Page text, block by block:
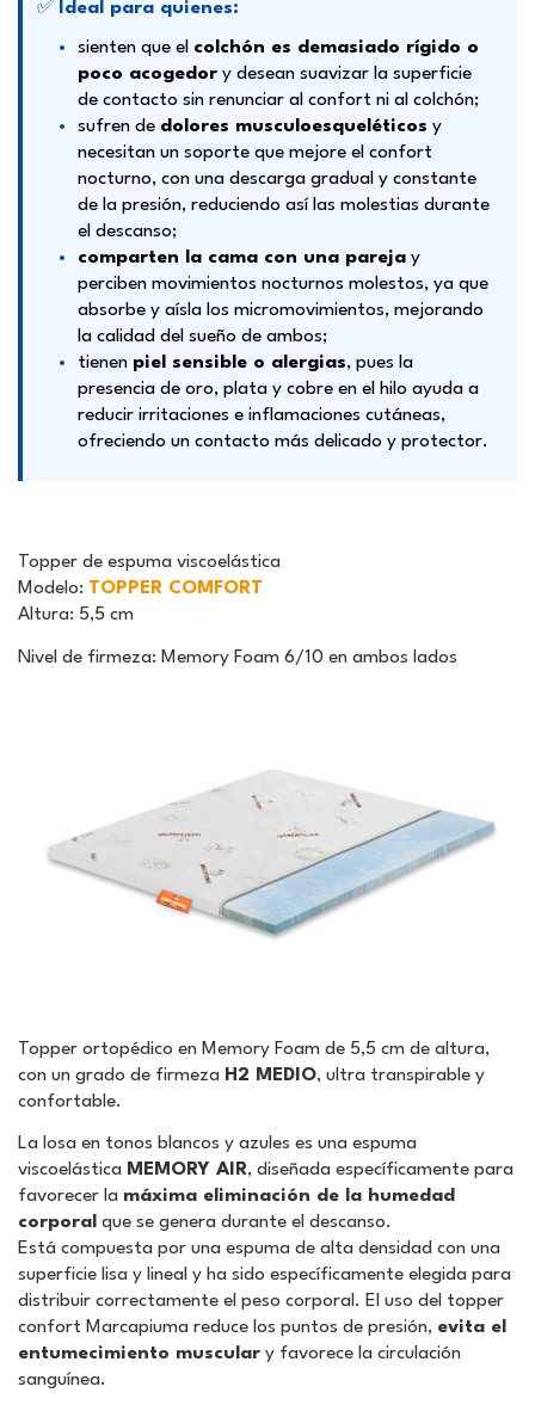
✅ Ideal para quienes:
sienten que el colchón es demasiado rígido o
poco acogedor y desean suavizar la superficie
de contacto sin renunciar al confort ni al colchón;
sufren de dolores musculoesqueléticos y
necesitan un soporte que mejore el confort
nocturno, con una descarga gradual y constante
de la presión, reduciendo así las molestias durante
el descanso;
comparten la cama con una pareja y
perciben movimientos nocturnos molestos, ya que
absorbe y aísla los micromovimientos, mejorando
la calidad del sueño de ambos;
tienen piel sensible o alergias, pues la
presencia de oro, plata y cobre en el hilo ayuda a
reducir irritaciones e inflamaciones cutáneas,
ofreciendo un contacto más delicado y protector.
Topper de espuma viscoelástica
Modelo: TOPPER COMFORT
Altura: 5,5 cm
Nivel de firmeza: Memory Foam 6/10 en ambos lados
Topper ortopédico en Memory Foam de 5,5 cm de altura,
con un grado de firmeza H2 MEDIO, ultra transpirable y
confortable.
La losa en tonos blancos y azules es una espuma
viscoelástica MEMORY AIR, diseñada específicamente para
favorecer la máxima eliminación de la humedad
corporal que se genera durante el descanso.
Está compuesta por una espuma de alta densidad con una
superficie lisa y lineal y ha sido específicamente elegida para
distribuir correctamente el peso corporal. El uso del topper
confort Marcapiuma reduce los puntos de presión, evita el
entumecimiento muscular y favorece la circulación
sanguínea.